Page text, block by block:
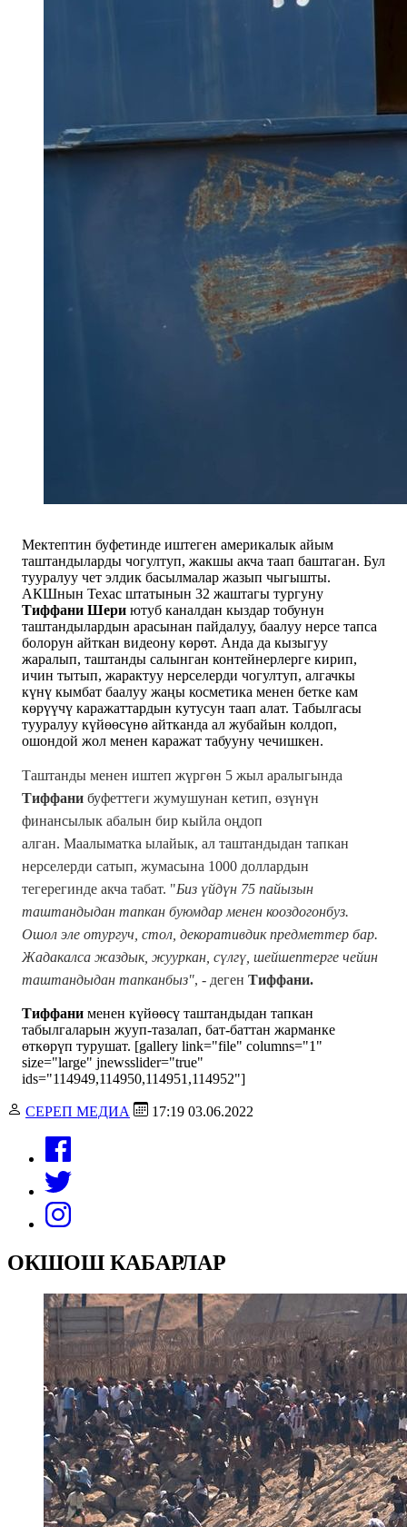
Мектептин буфетинде иштеген америкалык айым
таштандыларды чогултуп, жакшы акча таап баштаган. Бул
тууралуу чет элдик басылмалар жазып чыгышты.
АКШнын Техас штатынын 32 жаштагы тургуну
Тиффани Шери ютуб каналдан кыздар тобунун
таштандылардын арасынан пайдалуу, баалуу нерсе тапса
болорун айткан видеону көрөт. Анда да кызыгуу
жаралып, таштанды салынган контейнерлерге кирип,
ичин тытып, жарактуу нерселерди чогултуп, алгачкы
күнү кымбат баалуу жаңы косметика менен бетке кам
көрүүчү каражаттардын кутусун таап алат. Табылгасы
тууралуу күйөөсүнө айтканда ал жубайын колдоп,
ошондой жол менен каражат табууну чечишкен.
Таштанды менен иштеп жүргөн 5 жыл аралыгында
Тиффани буфеттеги жумушунан кетип, өзүнүн
финансылык абалын бир кыйла оңдоп
алган. Маалыматка ылайык, ал таштандыдан тапкан
нерселерди сатып, жумасына 1000 доллардын
тегерегинде акча табат. "Биз үйдүн 75 пайызын
таштандыдан тапкан буюмдар менен кооздогонбуз.
Ошол эле отургуч, стол, декоративдик предметтер бар.
Жадакалса жаздык, жууркан, сүлгү, шейшептерге чейин
таштандыдан тапканбыз", - деген Тиффани.
Тиффани менен күйөөсү таштандыдан тапкан
табылгаларын жууп-тазалап, бат-баттан жарманке
өткөрүп турушат. [gallery link="file" columns="1"
size="large" jnewsslider="true"
ids="114949,114950,114951,114952"]
СЕРЕП МЕДИА 17:19 03.06.2022
ОКШОШ КАБАРЛАР